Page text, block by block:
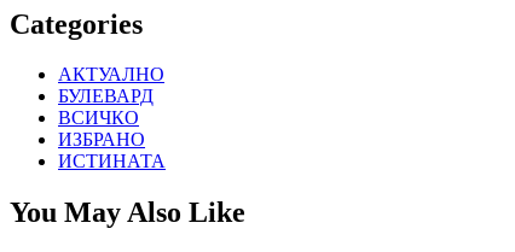
Categories
АКТУАЛНО
БУЛЕВАРД
ВСИЧКО
ИЗБРАНО
ИСТИНАТА
You May Also Like